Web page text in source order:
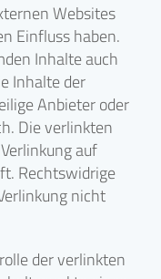
Websites
Einfluss haben.
Inhalte auch
Inhalte der
Anbieter oder
Die verlinkten
auf
Rechtswidrige
nicht
der verlinkten